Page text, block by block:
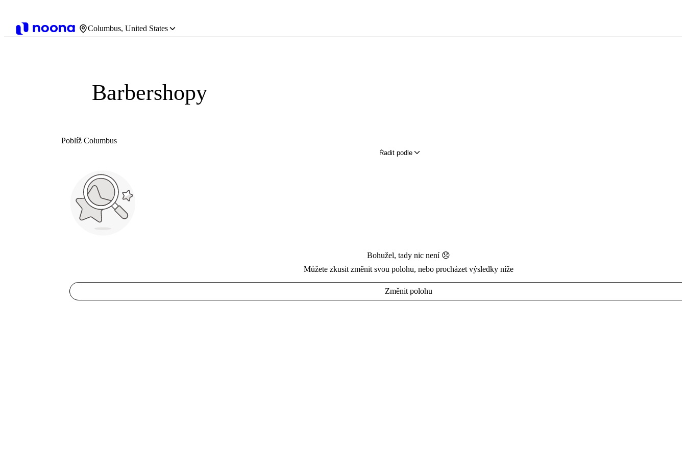
Columbus, United States
Barbershopy
Poblíž Columbus
Řadit podle
Bohužel, tady nic není 😞
Můžete zkusit změnit svou polohu, nebo procházet výsledky níže
Změnit polohu